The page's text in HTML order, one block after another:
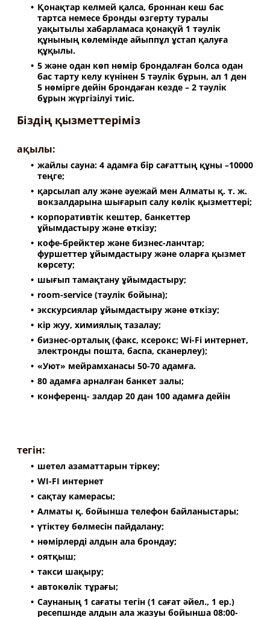
Қонақтар келмей қалса, броннан кеш бас
тартса немесе бронды өзгерту туралы
уақытылы хабарламаса қонақүй 1 тәулік
құнының көлемінде айыппұл ұстап қалуға
құқылы.
5 және одан көп нөмір брондалған болса одан
бас тарту келу күнінен 5 тәулік бұрын, ал 1 ден
5 нөмірге дейін брондаған кезде – 2 тәулік
бұрын жүргізілуі тиіс.
Біздің қызметтеріміз
ақылы:
жайлы сауна: 4 адамға бір сағаттың құны –10000
теңге;
қарсылап алу және әуежай мен Алматы қ. т. ж.
вокзалдарына шығарып салу көлік қызметтері;
корпоративтік кештер, банкеттер
ұйымдастыру және өткізу;
кофе-брейктер және бизнес-ланчтар;
фуршеттер ұйымдастыру және оларға қызмет
көрсету;
шығып тамақтану ұйымдастыру;
room-service (тәулік бойына);
экскурсиялар ұйымдастыру және өткізу;
кір жуу, химиялық тазалау;
бизнес-орталық (факс, ксерокс; Wi-Fi интернет,
электронды пошта, баспа, сканерлеу);
«Уют» мейрамханасы 50-70 адамға.
80 адамға арналған банкет залы;
конференц- залдар 20 дан 100 адамға дейін
тегін:
шетел азаматтарын тіркеу;
WI-FI интернет
сақтау камерасы;
Алматы қ. бойынша телефон байланыстары;
үтіктеу бөлмесін пайдалану;
нөмірлерді алдын ала брондау;
оятқыш;
такси шақыру;
автокөлік тұрағы;
Саунаның 1 сағаты тегін (1 сағат әйел., 1 ер.)
ресепшнде алдын ала жазуы бойынша 08:00-